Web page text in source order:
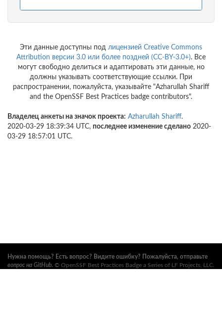
Эти данные доступны под лицензией Creative Commons
Attribution версии 3.0 или более поздней (CC-BY-3.0+). Все
могут свободно делиться и адаптировать эти данные, но
должны указывать соответствующие ссылки. При
распространении, пожалуйста, указывайте "Azharullah Shariff
and the OpenSSF Best Practices badge contributors".
Владелец анкеты на значок проекта: Azharullah Shariff.
2020-03-29 18:39:34 UTC, последнее изменение сделано 2020-
03-29 18:57:01 UTC.
Нужна помощь? Есть вопрос? Видите ошибку? Пожалуйста, отправьте
вопрос на GitHub. © OpenSSF Best Practices Badge a Series of LF Projects, LLC